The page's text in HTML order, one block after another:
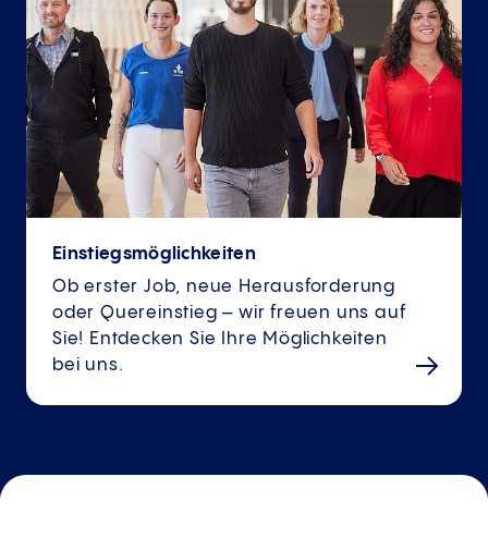
Einstiegsmöglichkeiten
Ob erster Job, neue Herausforderung
oder Quereinstieg – wir freuen uns auf
Sie! Entdecken Sie Ihre Möglichkeiten
bei uns.